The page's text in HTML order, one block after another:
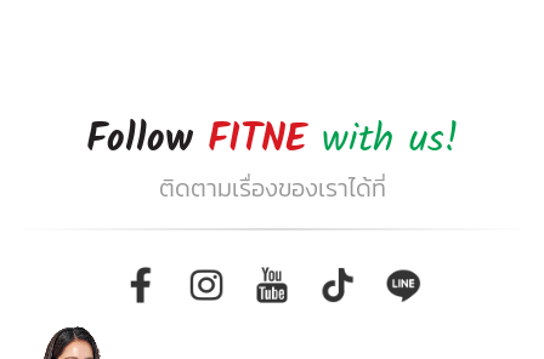
Follow FITNE with us!
ติดตามเรื่องของเราได้ที่